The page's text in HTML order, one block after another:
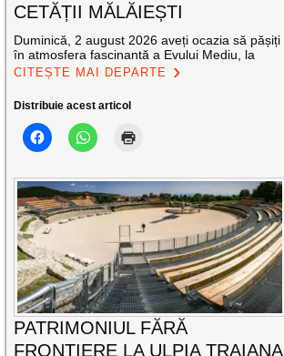
CETĂȚII MĂLĂIEȘTI
Duminică, 2 august 2026 aveți ocazia să pășiți
în atmosfera fascinantă a Evului Mediu, la
CITEȘTE MAI DEPARTE
Distribuie acest articol
PATRIMONIUL FĂRĂ
FRONTIERE LA ULPIA TRAIANA